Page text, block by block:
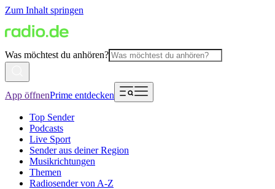
Zum Inhalt springen
Was möchtest du anhören?
App öffnenPrime entdecken
Top Sender
Podcasts
Live Sport
Sender aus deiner Region
Musikrichtungen
Themen
Radiosender von A-Z